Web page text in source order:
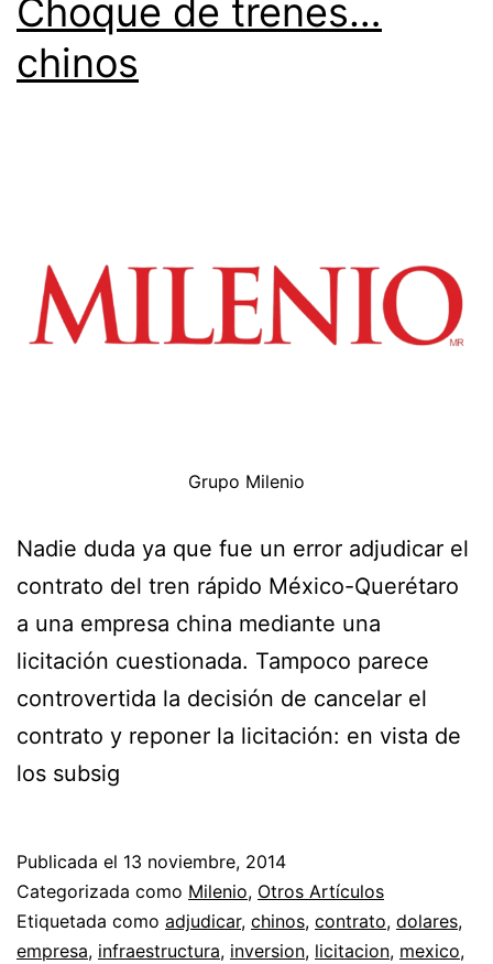
Choque de trenes…
chinos
Grupo Milenio
Nadie duda ya que fue un error adjudicar el
contrato del tren rápido México-Querétaro
a una empresa china mediante una
licitación cuestionada. Tampoco parece
controvertida la decisión de cancelar el
contrato y reponer la licitación: en vista de
los subsig
Publicada el 13 noviembre, 2014
Categorizada como Milenio, Otros Artículos
Etiquetada como adjudicar, chinos, contrato, dolares,
empresa, infraestructura, inversion, licitacion, mexico,